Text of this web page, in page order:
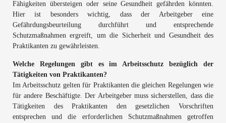
Fähigkeiten übersteigen oder seine Gesundheit gefährden könnten.
Hier ist besonders wichtig, dass der Arbeitgeber eine
Gefährdungsbeurteilung durchführt und entsprechende
Schutzmaßnahmen ergreift, um die Sicherheit und Gesundheit des
Praktikanten zu gewährleisten.
Welche Regelungen gibt es im Arbeitsschutz bezüglich der
Tätigkeiten von Praktikanten?
Im Arbeitsschutz gelten für Praktikanten die gleichen Regelungen wie
für andere Beschäftigte. Der Arbeitgeber muss sicherstellen, dass die
Tätigkeiten des Praktikanten den gesetzlichen Vorschriften
entsprechen und die erforderlichen Schutzmaßnahmen getroffen